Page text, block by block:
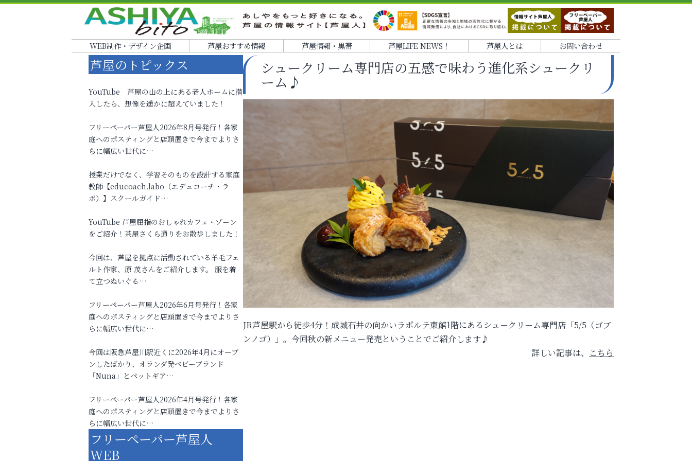
WEB制作・デザイン企画 芦屋おすすめ情報 芦屋情報・黒帯 芦屋LIFE NEWS！ 芦屋人とは お問い合わせ
シュークリーム専門店の五感で味わう進化系シュークリ
ーム♪
JR芦屋駅から徒歩4分！成城石井の向かいラポルテ東館1階にあるシュークリーム専門店「5/5（ゴブ
ンノゴ）」。今回秋の新メニュー発売ということでご紹介します♪
詳しい記事は、
こちら
芦屋のトピックス
YouTube 芦屋の山の上にある老人ホームに潜
入したら、想像を遥かに超えていました！
フリーペーパー芦屋人2026年8月号発行！各家
庭へのポスティングと店頭置きで今までよりさ
らに幅広い世代に…
授業だけでなく、学習そのものを設計する家庭
教師【educoach.labo（エデュコーチ・ラ
ボ）】スクールガイド…
YouTube 芦屋屈指のおしゃれカフェ・ゾーン
をご紹介！茶屋さくら通りをお散歩しました！
今回は、芦屋を拠点に活動されている羊毛フェ
ルト作家、原 茂さんをご紹介します。 服を着
て立つぬいぐる…
フリーペーパー芦屋人2026年6月号発行！各家
庭へのポスティングと店頭置きで今までよりさ
らに幅広い世代に…
今回は阪急芦屋川駅近くに2026年4月にオープ
ンしたばかり、オランダ発ベビーブランド
「Nuna」とペットギア…
フリーペーパー芦屋人2026年4月号発行！各家
庭へのポスティングと店頭置きで今までよりさ
らに幅広い世代に…
フリーペーパー芦屋人
WEB